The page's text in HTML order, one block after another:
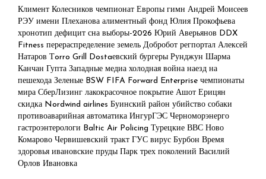
Климент Колесников чемпионат Европы гимн Андрей Моисеев
РЭУ имени Плеханова алиментный фонд Юлия Прокофьева
хронотип дефицит сна выборы-2026 Юрий Аверьянов DDX
Fitness перераспределение земель Добробот регпортал Алексей
Натаров Тorro Grill Dostaевский бургеры Рунджун Шарма
Канчан Гупта Западные медиа холодная война наезд на
пешехода Зеленые BSW FIFA Forward Enterprise чемпионаты
мира СберЛизинг лакокрасочное покрытие Ашот Ерицян
скидка Nordwind airlines Буинский район убийство собаки
противоаварийная автоматика ИнгурГЭС Черноморэнерго
гастроэнтерологи Baltic Air Policing Турецкие ВВС Ново
Комарово Червишевский тракт ГУС вирус Бурбон Время
здоровья ивановские пруды Парк трех поколений Василий
Орлов Ивановка